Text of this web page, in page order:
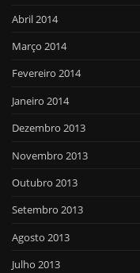
Abril 2014
Março 2014
Fevereiro 2014
Janeiro 2014
Dezembro 2013
Novembro 2013
Outubro 2013
Setembro 2013
Agosto 2013
Julho 2013